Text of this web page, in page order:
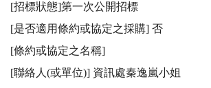
[招標狀態]第一次公開招標
[是否適用條約或協定之採購] 否
[條約或協定之名稱]
[聯絡人(或單位)] 資訊處秦逸嵐小姐